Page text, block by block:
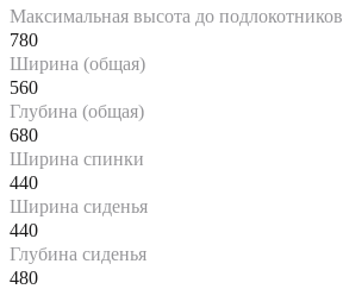
Максимальная высота до подлокотников
780
Ширина (общая)
560
Глубина (общая)
680
Ширина спинки
440
Ширина сиденья
440
Глубина сиденья
480